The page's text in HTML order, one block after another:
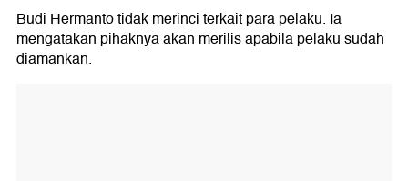
Budi Hermanto tidak merinci terkait para pelaku. Ia
mengatakan pihaknya akan merilis apabila pelaku sudah
diamankan.